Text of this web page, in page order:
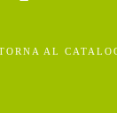
AL